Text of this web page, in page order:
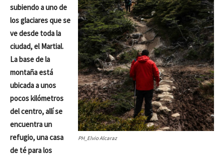
PH_Elvio Alcaraz
subiendo a uno de
los glaciares que se
ve desde toda la
ciudad, el Martial.
La base de la
montaña está
ubicada a unos
pocos kilómetros
del centro, allí se
encuentra un
refugio, una casa
de té para los